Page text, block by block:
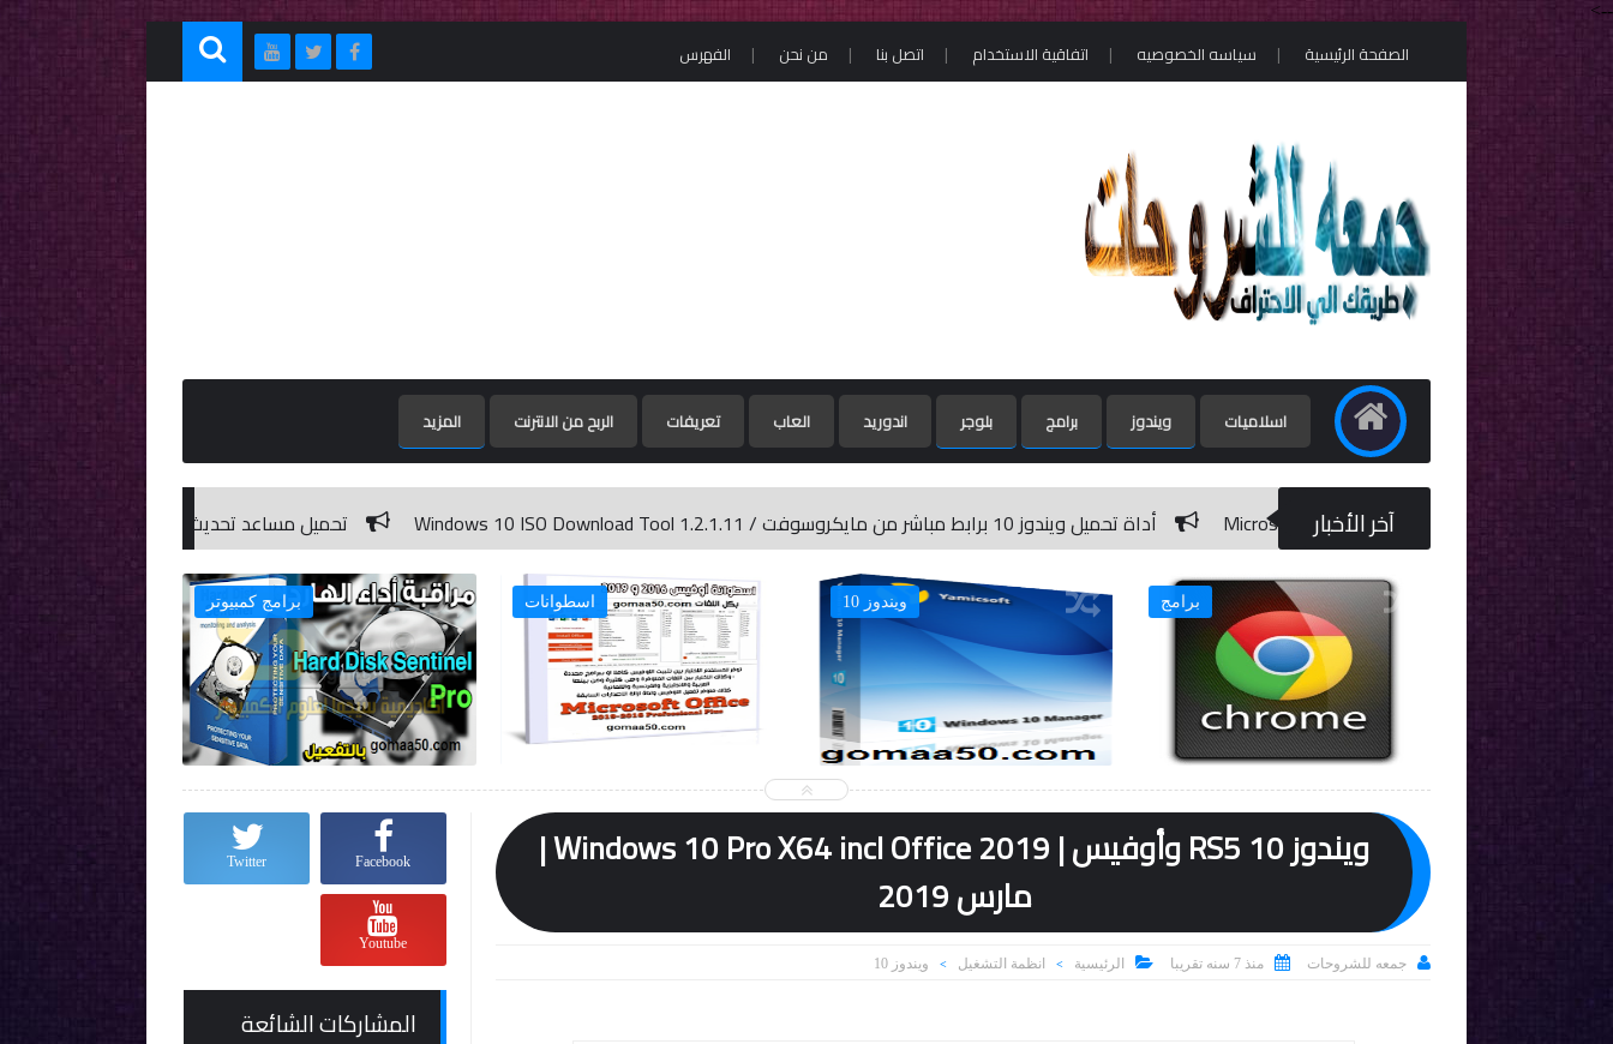
-->
الصفحة الرئيسية سياسه الخصوصيه اتفاقية الاستخدام اتصل بنا من نحن الفهرس
اسلاميات ويندوز برامج بلوجر اندوريد العاب تعريفات الربح من الانترنت المزيد
آخر الأخبار أداة تحميل ويندوز 10 برابط مباشر من مايكروسوفت / Windows 10 ISO Download Tool 1.2.1.11 تحميل مساعد تحديث نظام التشغيل ويندوز 10 | Windows 10 Update Assistant 1.4.9200.22925
برامج كمبيوتر اسطوانات ويندوز 10 برامج
ويندوز 10 RS5 وأوفيس | Windows 10 Pro X64 incl Office 2019 |
مارس 2019
 جمعه للشروحات  منذ 7 سنه تقريبا  الرئيسية > انظمة التشغيل > ويندوز 10
Facebook
Twitter
Youtube
المشاركات الشائعة